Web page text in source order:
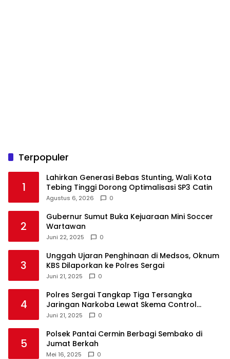
Terpopuler
1
Lahirkan Generasi Bebas Stunting, Wali Kota
Tebing Tinggi Dorong Optimalisasi SP3 Catin
Agustus 6, 2026 0
2
Gubernur Sumut Buka Kejuaraan Mini Soccer
Wartawan
Juni 22, 2025 0
3
Unggah Ujaran Penghinaan di Medsos, Oknum
KBS Dilaporkan ke Polres Sergai
Juni 21, 2025 0
4
Polres Sergai Tangkap Tiga Tersangka
Jaringan Narkoba Lewat Skema Control
Delivery
Juni 21, 2025 0
5
Polsek Pantai Cermin Berbagi Sembako di
Jumat Berkah
Mei 16, 2025 0